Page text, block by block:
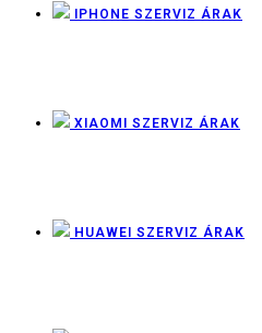
IPHONE SZERVIZ ÁRAK
XIAOMI SZERVIZ ÁRAK
HUAWEI SZERVIZ ÁRAK